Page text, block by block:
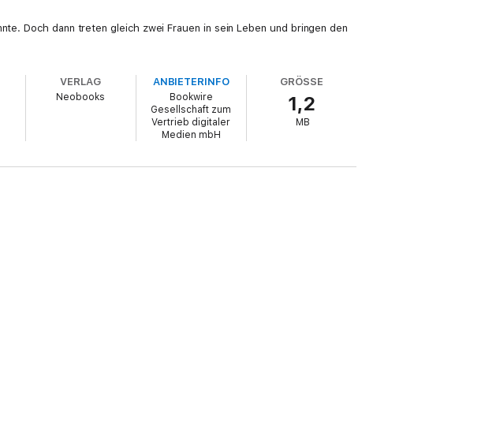
Doch dann treten gleich zwei Frauen in sein Leben und bringen den
VERLAG
Neobooks
ANBIETERINFO
Bookwire
Gesellschaft zum
Vertrieb digitaler
Medien mbH
GRÖSSE
1,2
MB